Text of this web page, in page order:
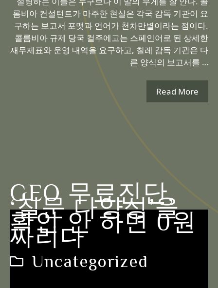
롬비아 컨설턴트가 마주한 현실은 각국 감독 기관이 요
구하는 보고서 포맷과 언어가 천차만별이라는 점이다.
콜롬비아 규제 당국 컬주에고는 스페인어로 된 상세한
재무제표와 운영 내역을 요구하고, 칠레 감독 기관은 다
른 양식의 보고서를 …
Read More
GEO 무료진단,
‘질문 다양성’을
확인 안 하면 0원
짜리다
Uncategorized